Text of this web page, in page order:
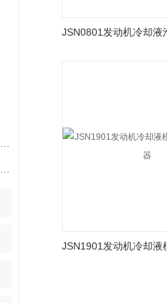
JSN0801发动机冷却液